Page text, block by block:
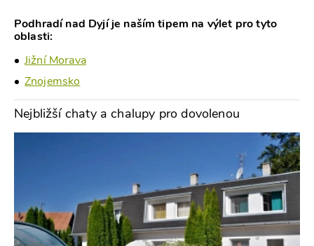
Podhradí nad Dyjí je naším tipem na výlet pro tyto
oblasti:
Jižní Morava
Znojemsko
Nejbližší chaty a chalupy pro dovolenou